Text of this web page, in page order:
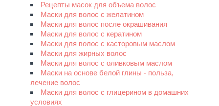
Рецепты масок для объема волос
Маски для волос с желатином
Маски для волос после окрашивания
Маски для волос с кератином
Маски для волос с касторовым маслом
Маски для жирных волос
Маски для волос с оливковым маслом
Маски на основе белой глины - польза,
лечение волос
Маски для волос с глицерином в домашних
условиях